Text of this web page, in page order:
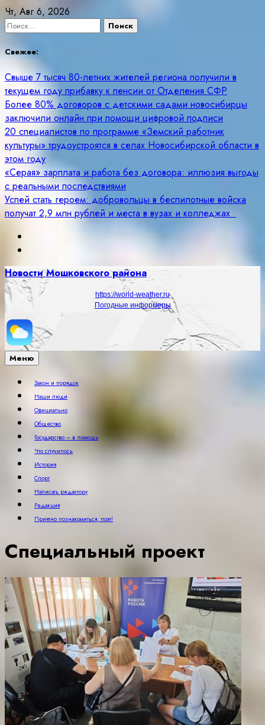
Skip
to
Чт, Авг 6, 2026
Найти:
Свежее:
Свыше 7 тысяч 80-летних жителей региона получили в
текущем году прибавку к пенсии от Отделения СФР
Более 80% договоров с детскими садами новосибирцы
заключили онлайн при помощи цифровой подписи
20 специалистов по программе «Земский работник
культуры» трудоустроятся в селах Новосибирской области в
этом году
«Серая» зарплата и работа без договора: иллюзия выгоды
с реальными последствиями
Успей стать героем: добровольцы в беспилотные войска
получат 2,9 млн рублей и места в вузах и колледжах
Новости Мошковского района
https://world-weather.ru
Погодные информеры
Меню
Закон и порядок
Наши люди
Официально
Общество
Государство – в помощь
Что случилось
История
Спорт
Написать редактору
Редакция
Приятно познакомиться, поэт!
Специальный проект